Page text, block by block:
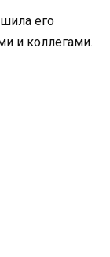
его
и коллегами.